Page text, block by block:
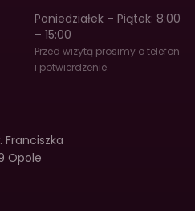
Poniedziałek – Piątek: 8:00
– 15:00
Przed wizytą prosimy o telefon
i potwierdzenie.
Franciszka
Opole